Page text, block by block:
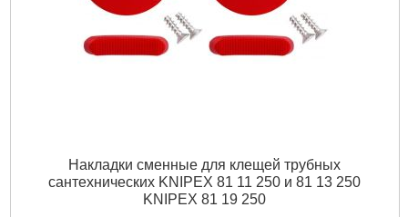
Накладки сменные для клещей трубных
сантехнических KNIPEX 81 11 250 и 81 13 250
KNIPEX 81 19 250